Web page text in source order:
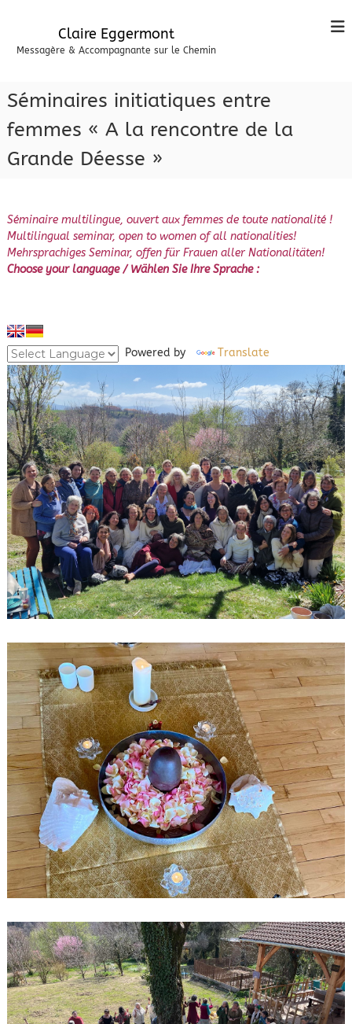
Claire Eggermont
Messagère & Accompagnante sur le Chemin
Séminaires initiatiques entre
femmes « A la rencontre de la
Grande Déesse »
Séminaire multilingue, ouvert aux femmes de toute nationalité !
Multilingual seminar, open to women of all nationalities!
Mehrsprachiges Seminar, offen für Frauen aller Nationalitäten!
Choose your language / Wählen Sie Ihre Sprache :
Powered by Translate